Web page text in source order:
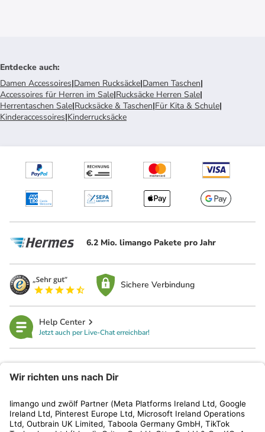
Entdecke auch:
Damen Accessoires|Damen Rucksäcke|Damen Taschen|
Accessoires für Herren im Sale|Rucksäcke Herren Sale|
Herrentaschen Sale|Rucksäcke & Taschen|Für Kita & Schule|
Kinderaccessoires|Kinderrucksäcke
6.2 Mio. limango Pakete pro Jahr
Sichere Verbindung
Help Center
Jetzt auch per Live-Chat erreichbar!
Kundenservice